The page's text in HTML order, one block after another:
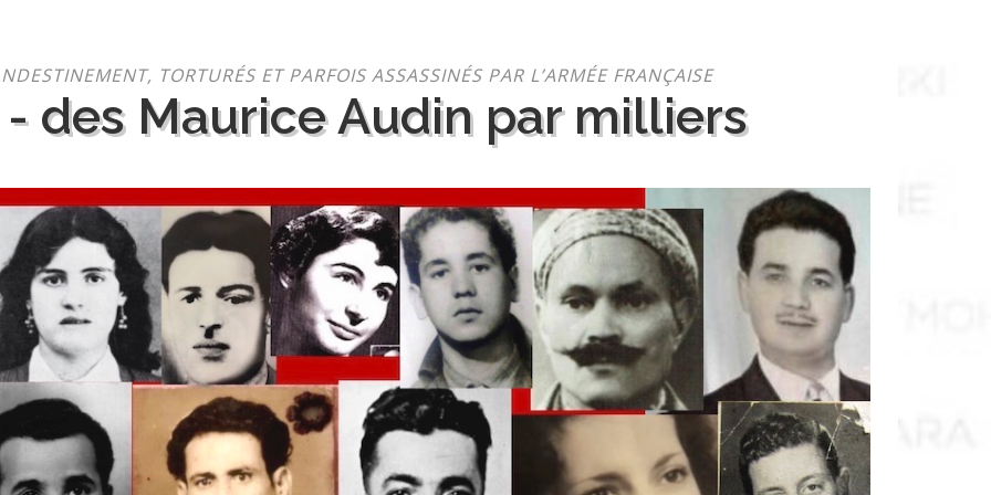
TORTURÉS ET PARFOIS ASSASSINÉS PAR L’ARMÉE FRANÇAISE
des Maurice Audin par milliers